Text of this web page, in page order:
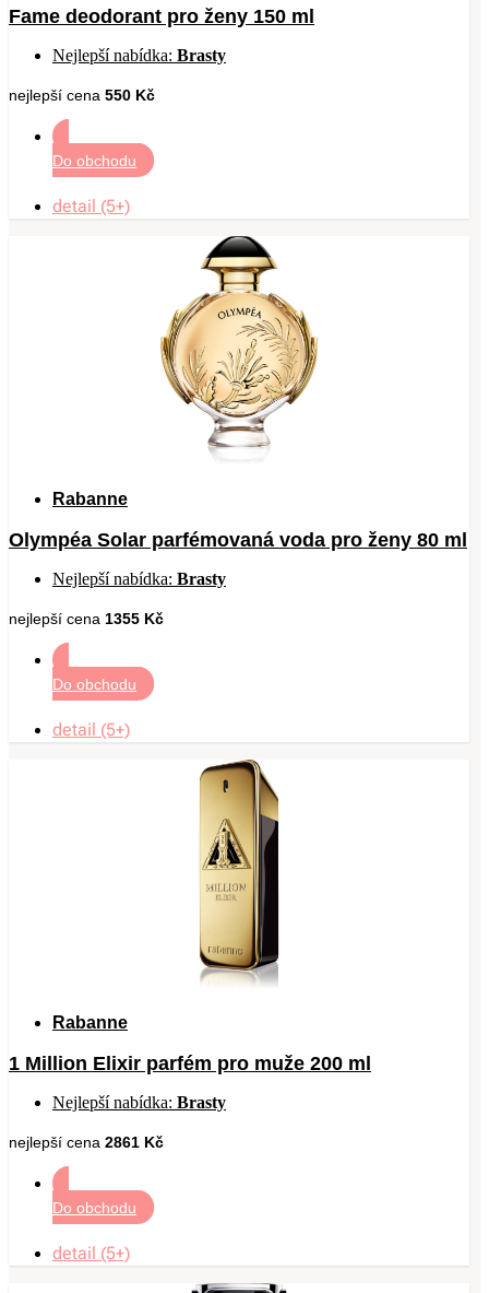
Fame deodorant pro ženy 150 ml
Nejlepší nabídka: Brasty
nejlepší cena 550 Kč
Do obchodu
detail (5+)
Rabanne
Olympéa Solar parfémovaná voda pro ženy 80 ml
Nejlepší nabídka: Brasty
nejlepší cena 1355 Kč
Do obchodu
detail (5+)
Rabanne
1 Million Elixir parfém pro muže 200 ml
Nejlepší nabídka: Brasty
nejlepší cena 2861 Kč
Do obchodu
detail (5+)